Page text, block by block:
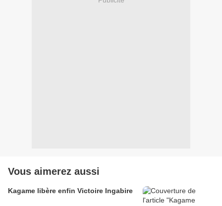
Vous aimerez aussi
Kagame libère enfin Victoire Ingabire